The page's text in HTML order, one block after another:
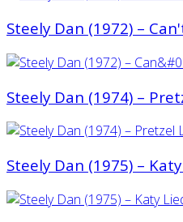
Steely Dan (1972) ‎–
Steely Dan (1974) ‎–
Steely Dan (1975) ‎–